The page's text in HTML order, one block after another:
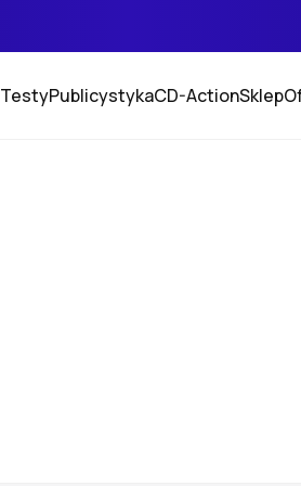
TestyPublicystykaCD-ActionSklep